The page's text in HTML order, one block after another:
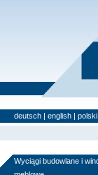
deutsch | english | polski
Wyciągi budowlane i